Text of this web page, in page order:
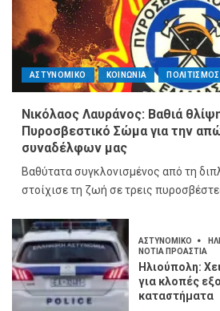
ΑΣΤΥΝΟΜΙΚΟ ΚΟΙΝΩΝΙΑ ΠΟΛΙΤΙΣΜΟΣ
Νικόλαος Λαυράνος: Βαθιά
Πυροσβεστικό Σώμα για την
συναδέλφων μας
Βαθύτατα συγκλονισμένος από τη
στοίχισε τη ζωή σε τρεις
ΑΣΤΥΝΟΜΙΚΟ
ΝΟΤΙΑ ΠΡΟΑΣΤΙΑ
Ηλιούπολη:
για κλοπές
καταστήματα